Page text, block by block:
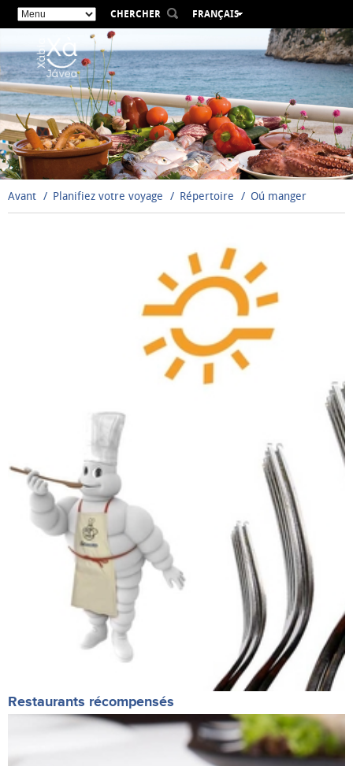
CHERCHER
FRANÇAIS
VALENCIÀ
ENGLISH
DEUTSCH
РУССКИЙ
Avant Planifiez votre voyage Répertoire Oú manger
Restaurants récompensés